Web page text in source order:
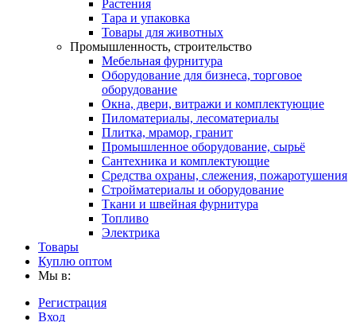
Растения
Тара и упаковка
Товары для животных
Промышленность, строительство
Мебельная фурнитура
Оборудование для бизнеса, торговое
оборудование
Окна, двери, витражи и комплектующие
Пиломатериалы, лесоматериалы
Плитка, мрамор, гранит
Промышленное оборудование, сырьё
Сантехника и комплектующие
Средства охраны, слежения, пожаротушения
Стройматериалы и оборудование
Ткани и швейная фурнитура
Топливо
Электрика
Товары
Куплю оптом
Мы в:
Регистрация
Вход